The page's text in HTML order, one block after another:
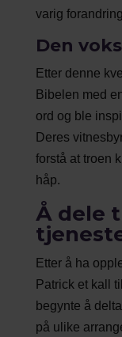
varig
Den
Etter denne
Bibelen med
ord og ble
Deres
forstå at troen
håp.
Å dele
Etter å ha
Patrick et kall
begynte å
på ulike